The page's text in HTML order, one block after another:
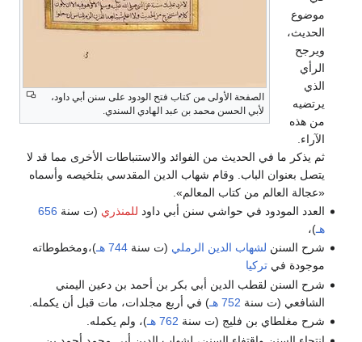
الصفحة الأولى من كتاب فتح الودود على سنن أبي داود،
لأبي الحسن محمد بن عبد الهادي السندي.
موضوع
الحديث،
ويرجح
الرأي
الذي
يرتضيه
من هذه
الآراء.
ثم يذكر ما في الحديث من الفوائد والاستنباطات الأخرى مما قد لا
يتصل بعنوان الباب. وقام شهاب الدين المقدسي بتلخيصه وأسماه
«عجالة العالم من كتاب المعالم».
العدد المودود في حواشي سنن أبي داود للمنذري (ت سنة 656
هـ)،
شرح السنن لشهاب الدين الرملي (ت سنة744 هـ
)،ومخطوطاته
موجودة فيتركيا
شرح السنن لقطب الدين أبي بكر بن أحمد بن دعين اليمني
الشافعي (ت سنة 752 هـ
) في أربع مجلدات، مات قبل أن يكمله.
شرح مغلطاي بن فليج (ت سنة 762 هـ
)، ولم يكمله.